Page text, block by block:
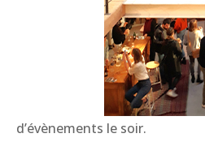
d’évènements le soir.